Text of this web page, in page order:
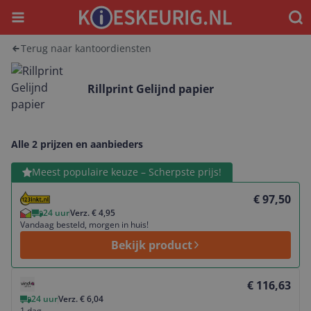
Menu
Terug naar kantoordiensten
Rillprint Gelijnd papier
Alle 2 prijzen en aanbieders
Meest populaire keuze – Scherpste prijs!
€ 97,50
24 uurVerz. € 4,95
Vandaag besteld, morgen in huis!
Bekijk product
Bekijk product
€ 116,63
24 uurVerz. € 6,04